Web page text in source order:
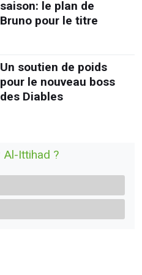
saison: le plan de
Bruno pour le titre
Un soutien de poids
pour le nouveau boss
des Diables
Al-Ittihad ?